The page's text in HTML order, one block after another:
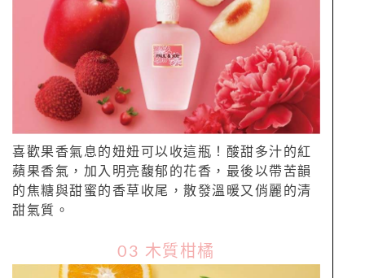
喜歡果香氣息的妞妞可以收這瓶！酸甜多汁的紅
蘋果香氣，加入明亮馥郁的花香，最後以帶苦韻
的焦糖與甜蜜的香草收尾，散發溫暖又俏麗的清
甜氣質。
03 木質柑橘